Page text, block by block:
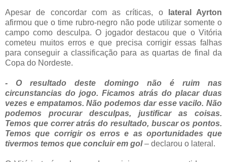
Apesar de concordar com as críticas, olateral Ayrton
afirmou que o time rubro-negro não pode utilizar somente o
campo como desculpa. O jogador destacou que o Vitória
cometeu muitos erros e que precisa corrigir essas falhas
para conseguir a classificação para as quartas de final da
Copa do Nordeste.
- O resultado deste domingo não é ruim nas
circunstancias do jogo. Ficamos atrás do placar duas
vezes e empatamos. Não podemos dar esse vacilo. Não
podemos procurar desculpas, justificar as coisas.
Temos que correr atrás do resultado, buscar os pontos.
Temos que corrigir os erros e as oportunidades que
tivermos temos que concluir em gol– declarou o lateral.